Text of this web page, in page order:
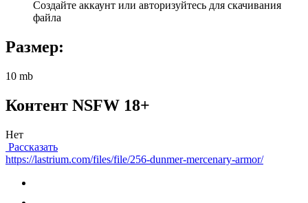
Создайте аккаунт или авторизуйтесь для скачивания
файла
Размер:
10 mb
Контент NSFW 18+
Нет
Рассказать
https://lastrium.com/files/file/256-dunmer-mercenary-armor/